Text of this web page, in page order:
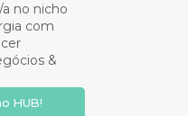
no nicho
com
&
HUB!